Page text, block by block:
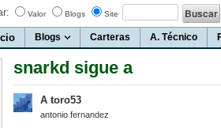
Valor Blogs Site
Blogs Carteras A. Técnico
snarkd sigue a
A toro53
antonio fernandez